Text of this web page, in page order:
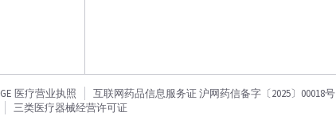
GE 医疗营业执照 互联网药品信息服务证 沪网药信备字〔2025〕00018号
三类医疗器械经营许可证